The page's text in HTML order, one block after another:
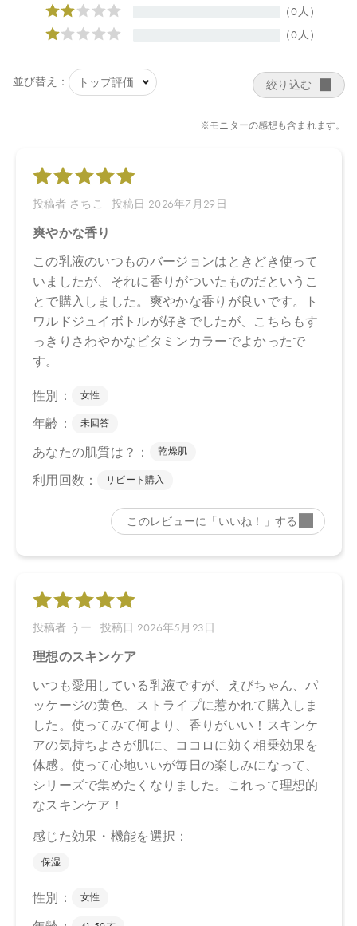
ロミセス／（ビャクダン木／ハチミツ ）発酵液、アラビアゴム
＊、セラミドＡＰ、セラミドＮＰ、ムラヤコエンジーエキス、ミ
シマサイコ花／葉／茎エキス＊、グリチルリチン酸２Ｋ、スクレ
リルアルコール、キサンタンガム、アルギニン、ヒマワリ種子
油、ユーカリ葉油、ローズマリー葉油、ニオイテンジクアオイ
油、ラバンデュラハイブリダ油、ローマカミツレ花油、レモン果
油、セイヨウネズ果実油、ベルガモット果実油、レモングラス葉
ロンニッケイ葉油＊、ＢＧ、トコフェロール、キシリトール、ス
テアロイルラクチレートＮａ、セテアリルグルコシド、フィチン
酸、酸化銀、カプリリルグリコール、ホウケイ酸（Ｃａ／Ｎ
ａ）
＊オーガニック原料
【原産国】
日本
【メーカー品番】
店舗でお問い合わせの際には、下記品番をお伝え下さい。
4571649070106
【店舗発売日】
CosmeKitchen 2026/4/15
Biople 2026/4/15
Biop 2026/4/15
お問い合わせください。
ださい。
※通常はご注文より１～３営業日での発送となります。
商品によっては、お届けまで１～２週間かかる場合がございます
ございます。
●パッケージのリニューアル等の理由により、成分・処方が記載と
異なる場合がございます。